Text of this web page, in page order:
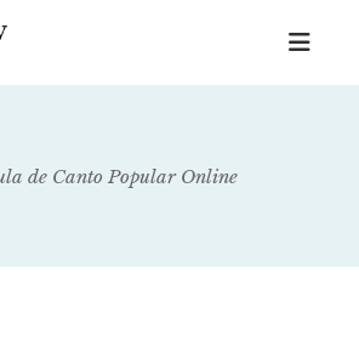
de Canto Popular Online